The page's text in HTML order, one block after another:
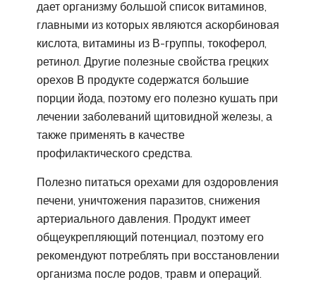
дает организму большой список витаминов,
главными из которых являются аскорбиновая
кислота, витамины из В-группы, токоферол,
ретинол. Другие полезные свойства грецких
орехов В продукте содержатся большие
порции йода, поэтому его полезно кушать при
лечении заболеваний щитовидной железы, а
также применять в качестве
профилактического средства.
Полезно питаться орехами для оздоровления
печени, уничтожения паразитов, снижения
артериального давления. Продукт имеет
общеукрепляющий потенциал, поэтому его
рекомендуют потреблять при восстановлении
организма после родов, травм и операций.